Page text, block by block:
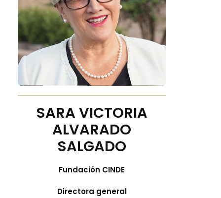
SARA VICTORIA
ALVARADO
SALGADO
Fundación CINDE
Directora general